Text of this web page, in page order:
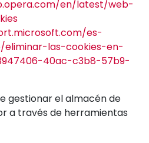
en/latest/web-
es-
las-cookies-en-
40ac-c3b8-57b9-
gestionar el almacén de
a través de herramientas